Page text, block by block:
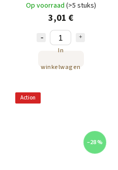
Op voorraad (>5 stuks)
3,01 €
In
winkelwagen
Action
–28 %